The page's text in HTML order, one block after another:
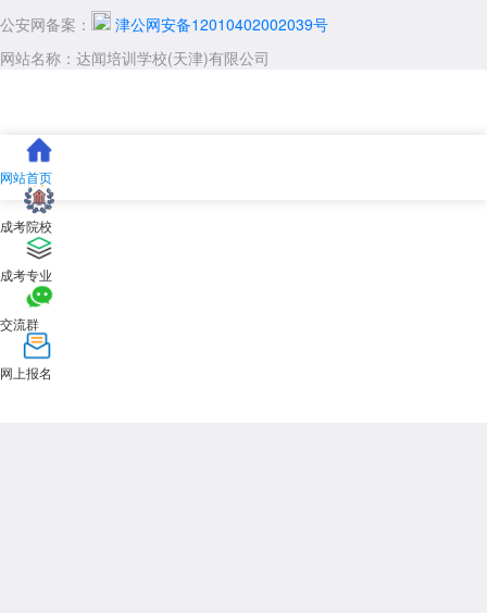
公安网备案：
津公网安备12010402002039号
网站名称：达闻培训学校(天津)有限公司
网站首页
成考院校
成考专业
交流群
网上报名